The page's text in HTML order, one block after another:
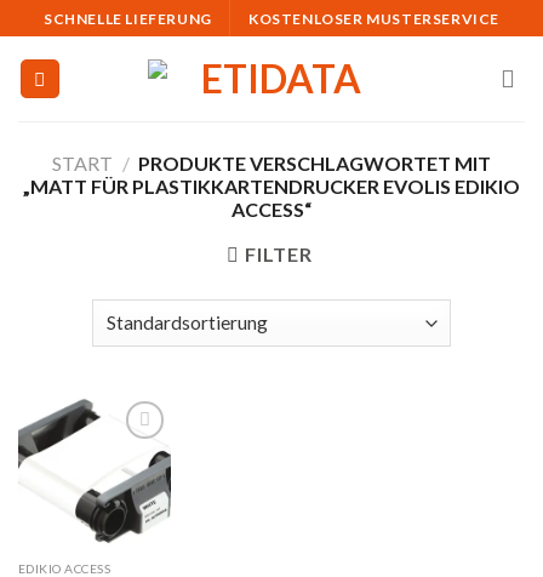
to
content
SCHNELLE LIEFERUNG KOSTENLOSER MUSTERSERVICE
START / PRODUKTE VERSCHLAGWORTET MIT
„MATT FÜR PLASTIKKARTENDRUCKER EVOLIS EDIKIO
ACCESS“
FILTER
Auf
die
Merkliste
EDIKIO ACCESS